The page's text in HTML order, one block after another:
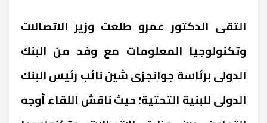
التقى الدكتور عمرو طلعت وزير الاتصالات
وتكنولوجيا المعلومات مع وفد من البنك
الدولى برئاسة جوانجزى شين نائب رئيس البنك
الدولى للبنية التحتية؛ حيث ناقش اللقاء أوجه